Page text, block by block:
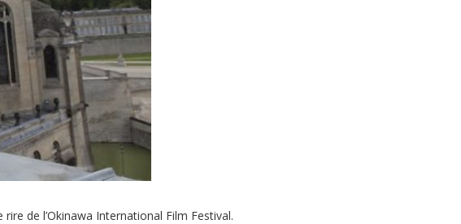
de l’Okinawa International Film Festival.